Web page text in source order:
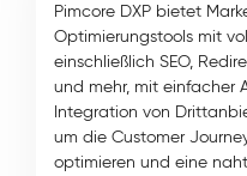
Pimcore DXP bietet
Optimierungstools mit
einschließlich SEO,
und mehr, mit einfacher
Integration von
um die Customer
optimieren und eine